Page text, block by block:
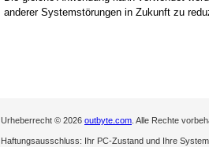
anderer Systemstörungen in Zukunft zu
Urheberrecht © 2026 outbyte.com . Alle Rechte
Haftungsausschluss: Ihr PC-Zustand und Ihre